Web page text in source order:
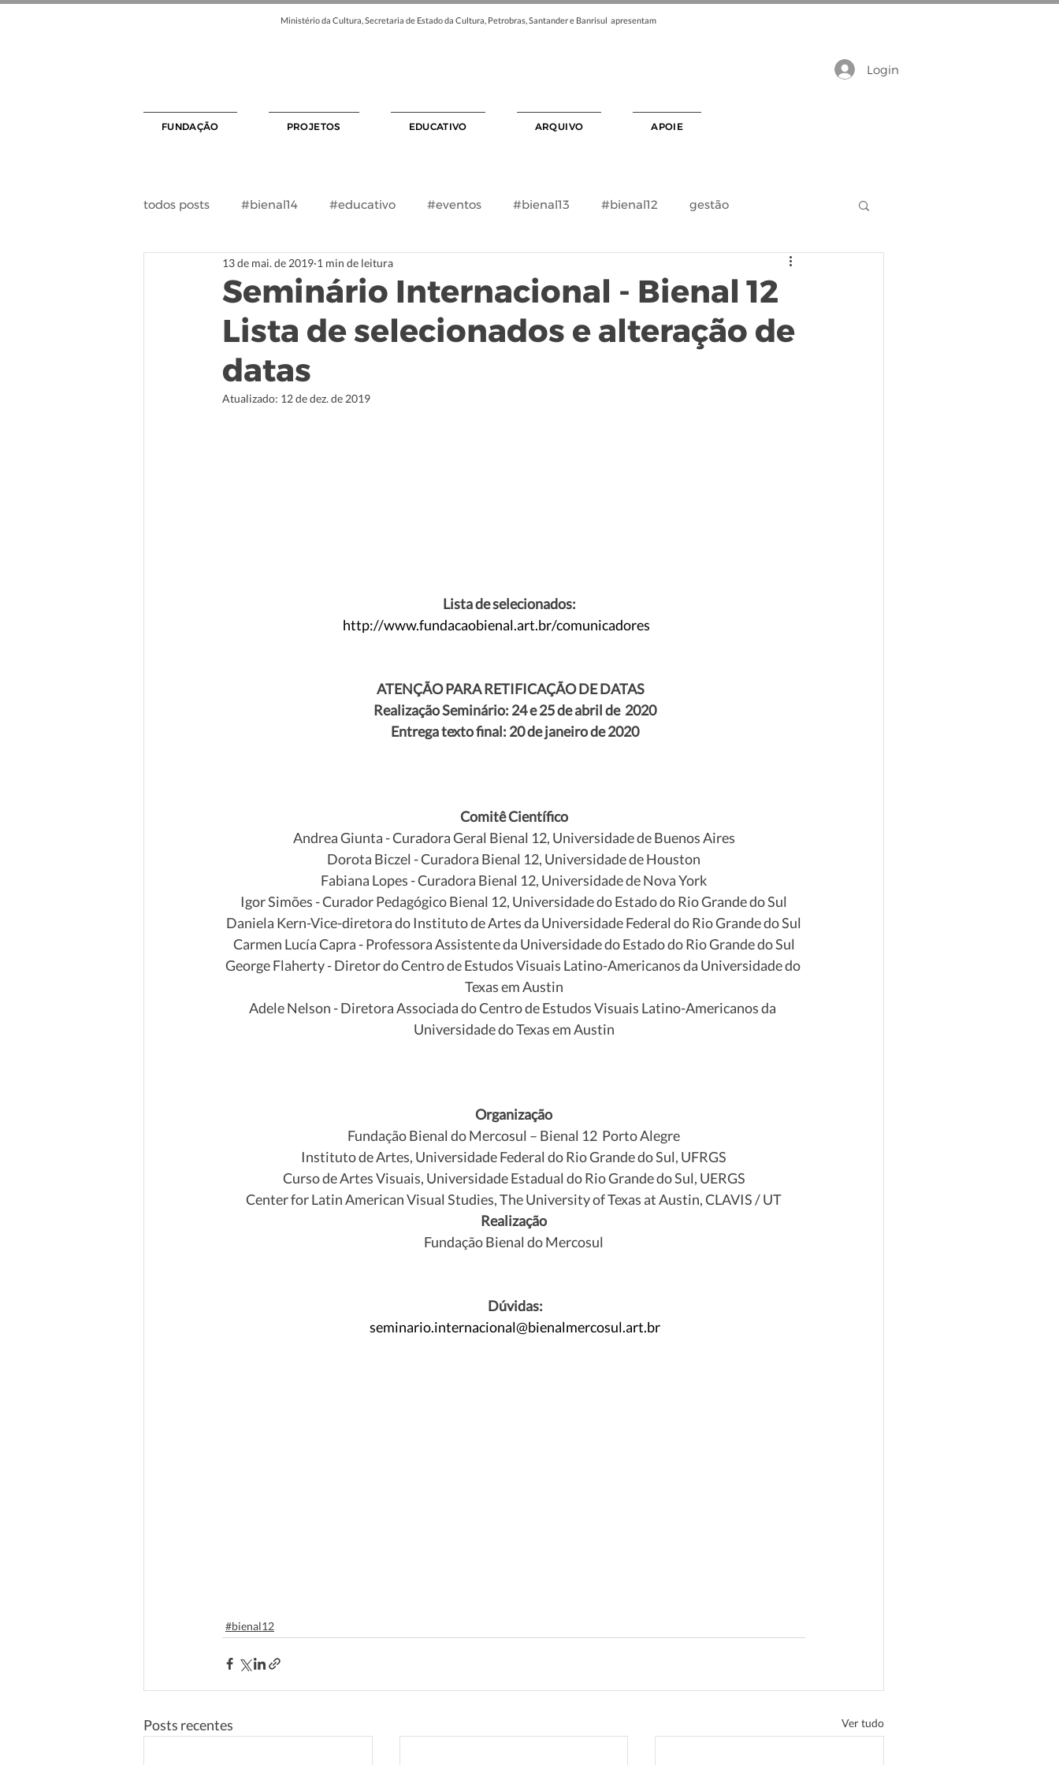
Ministério da Cultura, Secretaria de Estado da Cultura, Petrobras, Santander e Banrisul apresentam
Login
FUNDAÇÃO PROJETOS EDUCATIVO ARQUIVO APOIE
todos posts #bienal14 #educativo #eventos #bienal13 #bienal12 gestão
Seminário Internacional - Bienal 12
Lista de selecionados e alteração de
datas
13 de mai. de 2019 1 min de leitura
Atualizado: 12 de dez. de 2019
                                             Lista de selecionados:
http://www.fundacaobienal.art.br/comunicadores
ATENÇÃO PARA RETIFICAÇÃO DE DATAS
Realização Seminário: 24 e 25 de abril de  2020
Entrega texto final: 20 de janeiro de 2020
Comitê Científico
Andrea Giunta - Curadora Geral Bienal 12, Universidade de Buenos Aires
Dorota Biczel - Curadora Bienal 12, Universidade de Houston
Fabiana Lopes - Curadora Bienal 12, Universidade de Nova York
Igor Simões - Curador Pedagógico Bienal 12, Universidade do Estado do Rio Grande do Sul
Daniela Kern-Vice-diretora do Instituto de Artes da Universidade Federal do Rio Grande do Sul
Carmen Lucía Capra - Professora Assistente da Universidade do Estado do Rio Grande do Sul
George Flaherty - Diretor do Centro de Estudos Visuais Latino-Americanos da Universidade do
Texas em Austin
Adele Nelson - Diretora Associada do Centro de Estudos Visuais Latino-Americanos da
Universidade do Texas em Austin
Organização
Fundação Bienal do Mercosul – Bienal 12  Porto Alegre
Instituto de Artes, Universidade Federal do Rio Grande do Sul, UFRGS
Curso de Artes Visuais, Universidade Estadual do Rio Grande do Sul, UERGS
Center for Latin American Visual Studies, The University of Texas at Austin, CLAVIS / UT
Realização
Fundação Bienal do Mercosul
Dúvidas:
seminario.internacional@bienalmercosul.art.br
#bienal12
Posts recentes Ver tudo